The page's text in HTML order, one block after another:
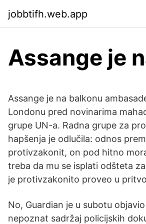
jobbtifh.web.app
Assange je
Assange je na balkonu
Londonu pred novinarima
grupe UN-a. Radna grupe za
hapšenja je odlučila: odnos
protivzakonit, on pod hitno
treba da mu se isplati odšteta
je protivzakonito proveo u
No, Guardian je u subotu
nepoznat sadržaj policijskih